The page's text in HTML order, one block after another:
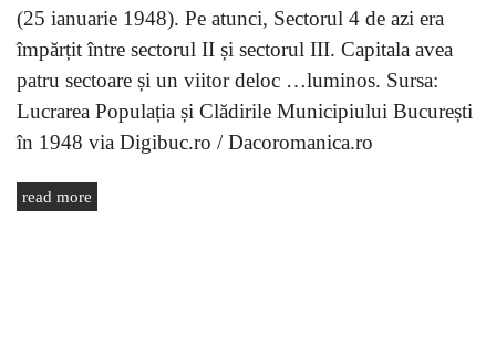
(25 ianuarie 1948). Pe atunci, Sectorul 4 de azi era
împărțit între sectorul II și sectorul III. Capitala avea
patru sectoare și un viitor deloc …luminos. Sursa:
Lucrarea Populația și Clădirile Municipiului București
în 1948 via Digibuc.ro / Dacoromanica.ro
read more